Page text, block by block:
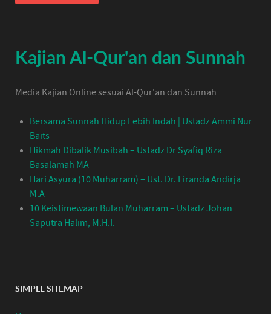
Kajian Al-Qur'an dan Sunnah
Media Kajian Online sesuai Al-Qur'an dan Sunnah
Bersama Sunnah Hidup Lebih Indah | Ustadz Ammi Nur
Baits
Hikmah Dibalik Musibah – Ustadz Dr Syafiq Riza
Basalamah MA
Hari Asyura (10 Muharram) – Ust. Dr. Firanda Andirja
M.A
10 Keistimewaan Bulan Muharram – Ustadz Johan
Saputra Halim, M.H.I.
SIMPLE SITEMAP